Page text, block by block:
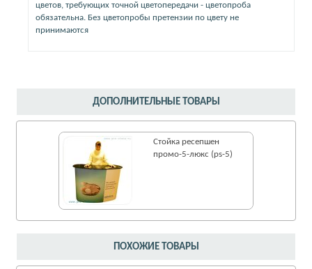
цветов, требующих точной цветопередачи - цветопроба
обязательна. Без цветопробы претензии по цвету не
принимаются
ПОХОЖИЕ ТОВАРЫ
ДОПОЛНИТЕЛЬНЫЕ ТОВАРЫ
Стойка ресепшен
промо-5-люкс (ps-5)